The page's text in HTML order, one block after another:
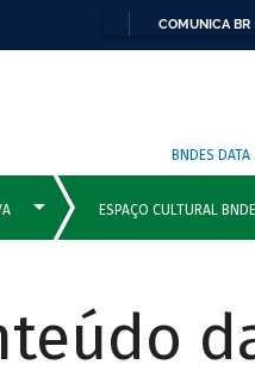
COMUNICA BR
BNDES DATA